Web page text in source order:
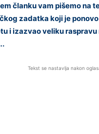
članku vam pišemo na
zadatka koji je
i izazvao veliku raspravu
Tekst se nastavlja nakon